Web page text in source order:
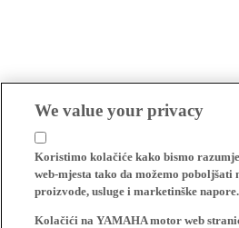
We value your privacy
Koristimo kolačiće kako bismo
web-mjesta tako da možemo poboljšati
proizvode, usluge i marketinške napore.
Kolačići na YAMAHA motor web